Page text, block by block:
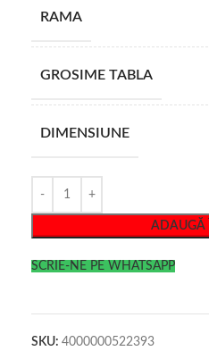
RAMA
GROSIME TABLA
DIMENSIUNE
ADAUGĂ
SCRIE-NE PE WHATSAPP
SKU: 4000000522393